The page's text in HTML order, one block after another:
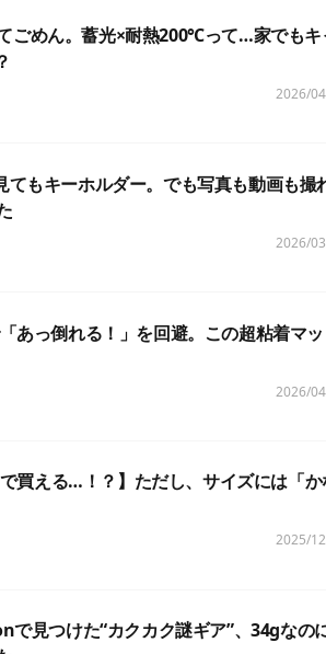
ごめん。蓄光×耐熱200℃って…家でも
2026/
てもキーホルダー。でも写真も動画も撮
2026/
あっ倒れる！」を回避。この超粘着マ
2026/
買える…！？】ただし、サイズには「
2025/
で見つけた“カクカク謎ギア”、34gなの